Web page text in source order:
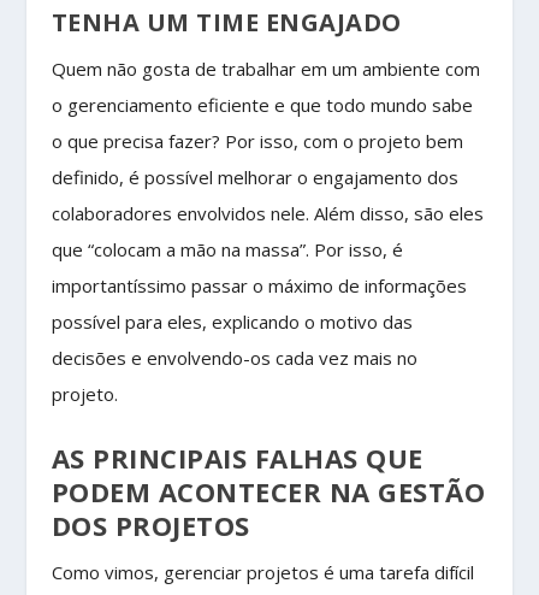
TENHA UM TIME ENGAJADO
Quem não gosta de trabalhar em um ambiente com
o gerenciamento eficiente e que todo mundo sabe
o que precisa fazer? Por isso, com o projeto bem
definido, é possível melhorar o engajamento dos
colaboradores envolvidos nele. Além disso, são eles
que “colocam a mão na massa”. Por isso, é
importantíssimo passar o máximo de informações
possível para eles, explicando o motivo das
decisões e envolvendo-os cada vez mais no
projeto.
AS PRINCIPAIS FALHAS QUE
PODEM ACONTECER NA GESTÃO
DOS PROJETOS
Como vimos, gerenciar projetos é uma tarefa difícil